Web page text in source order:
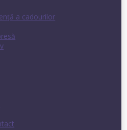
a cadourilor